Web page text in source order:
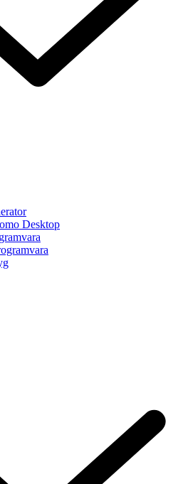
Desktop